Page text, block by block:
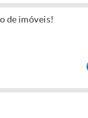
de imóveis!